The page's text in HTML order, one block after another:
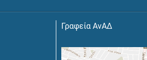
Γραφεία ΑνΑΔ